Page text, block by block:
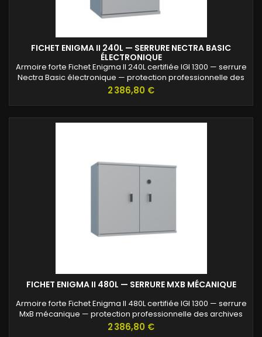
FICHET ENIGMA II 240L — SERRURE NECTRA BASIC
ÉLECTRONIQUE
Armoire forte Fichet Enigma II 240L certifiée IGI 1300 — serrure
Nectra Basic électronique — protection professionnelle des
archives confidentielles.
Prix
2 386,80 €
FICHET ENIGMA II 480L — SERRURE MXB MÉCANIQUE
Armoire forte Fichet Enigma II 480L certifiée IGI 1300 — serrure
MxB mécanique — protection professionnelle des archives
confidentielles.
Prix
2 386,80 €